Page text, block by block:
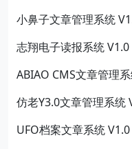
小鼻子文章管理系统
志翔电子读报系统 V1.0
ABIAO CMS文章管理
仿老Y3.0文章管理系统
UFO档案文章系统 V1.0